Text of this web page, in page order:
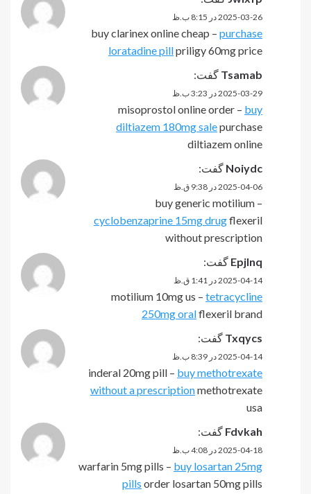
2025-03-26 در 8:15 ب.ظ
buy clarinex online cheap – purchase
loratadine pillpriligy 60mg price
Tsamab گفت:
2025-03-29 در 3:23 ب.ظ
misoprostol online order – buy
diltiazem 180mg salepurchase
diltiazem online
Noiydc گفت:
2025-04-06 در 9:38 ق.ظ
buy generic motilium –
cyclobenzaprine 15mg drugflexeril
without prescription
Epjlnq گفت:
2025-04-14 در 1:41 ق.ظ
motilium 10mg us – tetracycline
250mg oralflexeril brand
Txqycs گفت:
2025-04-14 در 8:39 ب.ظ
inderal 20mg pill – buy methotrexate
without a prescriptionmethotrexate
usa
Fdvkah گفت:
2025-04-18 در 4:08 ب.ظ
warfarin 5mg pills – buy losartan 25mg
pills order losartan 50mg pills